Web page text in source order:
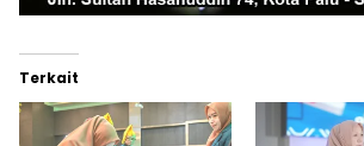
Terkait